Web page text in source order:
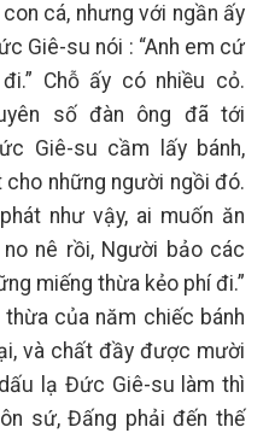
cá, nhưng với ngần ấy
Giê-su nói : “Anh em cứ
Chỗ ấy có nhiều cỏ.
số đàn ông đã tới
Giê-su cầm lấy bánh,
cho những người ngồi đó.
như vậy, ai muốn ăn
nê rồi, Người bảo các
miếng thừa kẻo phí đi.”
của năm chiếc bánh
và chất đầy được mười
lạ Đức Giê-su làm thì
sứ, Đấng phải đến thế